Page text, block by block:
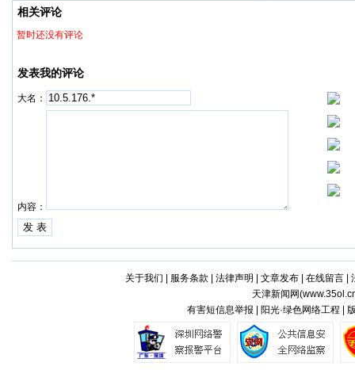
相关评论
暂时还没有评论
发表我的评论
大名：
内容：
关于我们 服务条款 法律声明 文章发布| 在线留言|
天津新闻网(
有害短信息举报 | 阳光·绿色网络工程 |